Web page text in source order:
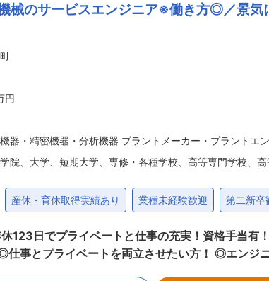
からスタート。業務の流れを一つずつ覚え
くは（2）8:30〜12:30
機械のサービスエンジニア※働き方◎／景
円
器・精密機器・分析機器 プラントメーカー・プラントエ
院、大学、短期大学、専修・各種学校、高等専門学校、
産休・育休取得実績あり 業種未経験歓迎 第二新卒
123日でプライベートと仕事の充実！資格手当有